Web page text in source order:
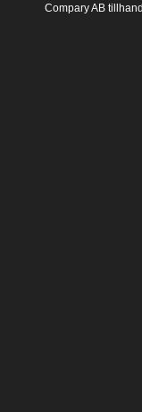
Compary AB